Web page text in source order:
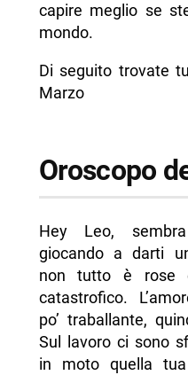
capire meglio se
mondo.
Di seguito trovate
Marzo
Oroscopo
Hey Leo,
giocando a darti
non tutto è rose
catastrofico.
po’ traballante,
Sul lavoro ci sono
in moto quella